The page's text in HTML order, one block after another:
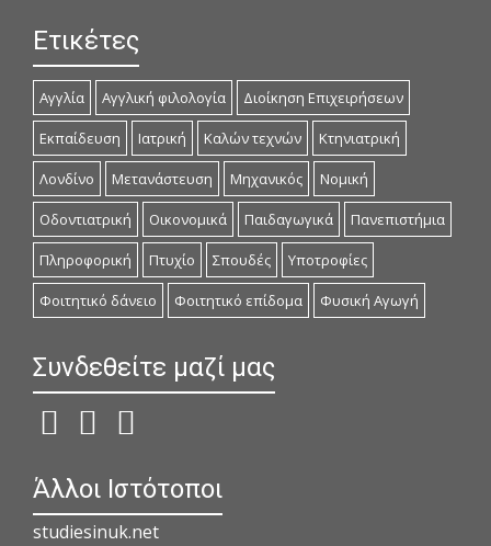
Ετικέτες
Αγγλία Αγγλική φιλολογία Διοίκηση Επιχειρήσεων
Εκπαίδευση Ιατρική Καλών τεχνών Κτηνιατρική
Λονδίνο Μετανάστευση Μηχανικός Νομική
Οδοντιατρική Οικονομικά Παιδαγωγικά Πανεπιστήμια
Πληροφορική Πτυχίο Σπουδές Υποτροφίες
Φοιτητικό δάνειο Φοιτητικό επίδομα Φυσική Αγωγή
Συνδεθείτε μαζί μας
Άλλοι Ιστότοποι
studiesinuk.net